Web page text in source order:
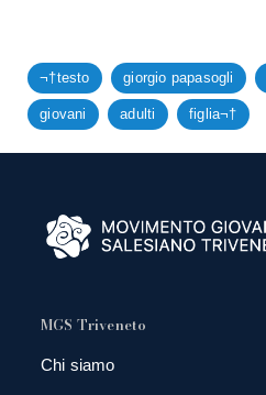
¬†testo giorgio papasogli
giovani adulti figlia¬†
MGS Triveneto
Chi siamo